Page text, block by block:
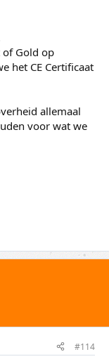
of Gold op
het CE Certificaat
allemaal
voor wat we
#114